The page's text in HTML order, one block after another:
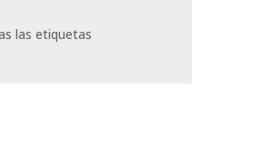
las etiquetas